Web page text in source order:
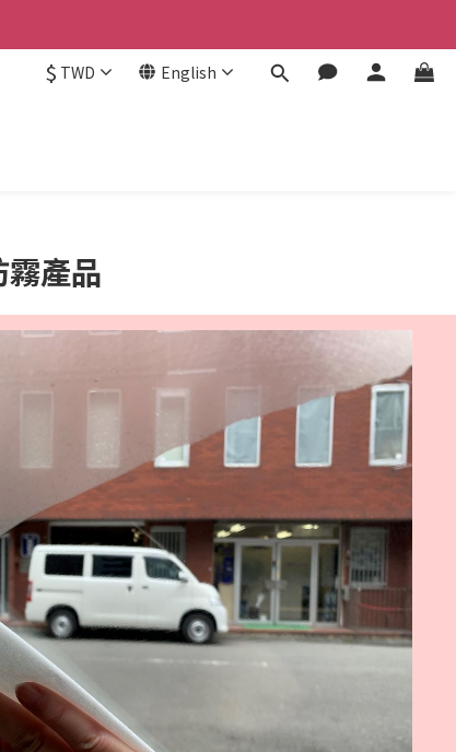
$ TWD English
產品